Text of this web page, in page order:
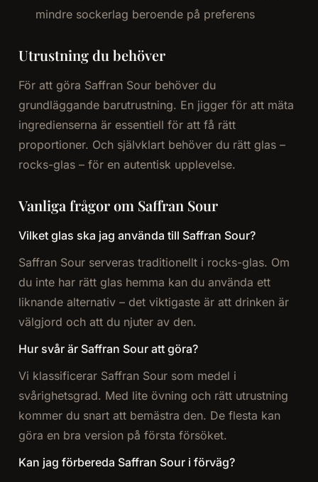
mindre sockerlag beroende på preferens
Utrustning du behöver
För att göra Saffran Sour behöver du
grundläggande barutrustning. En jigger för att mäta
ingredienserna är essentiell för att få rätt
proportioner. Och självklart behöver du rätt glas –
rocks-glas – för en autentisk upplevelse.
Vanliga frågor om Saffran Sour
Vilket glas ska jag använda till Saffran Sour?
Saffran Sour serveras traditionellt i rocks-glas. Om
du inte har rätt glas hemma kan du använda ett
liknande alternativ – det viktigaste är att drinken är
välgjord och att du njuter av den.
Hur svår är Saffran Sour att göra?
Vi klassificerar Saffran Sour som medel i
svårighetsgrad. Med lite övning och rätt utrustning
kommer du snart att bemästra den. De flesta kan
göra en bra version på första försöket.
Kan jag förbereda Saffran Sour i förväg?